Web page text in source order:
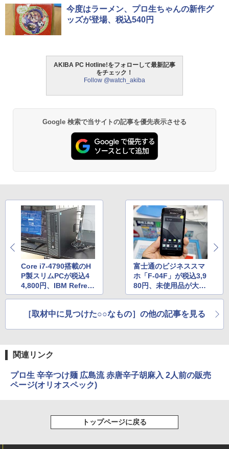
今度はラーメン、プロ生ちゃんの新作グ
ッズが登場、税込540円
AKIBA PC Hotline!をフォローして最新記事
をチェック！
Follow @watch_akiba
Google 検索で当サイトの記事を優先表示させる
Core i7-4790搭載のH
P製スリムPCが税込4
4,800円、IBM Refres
hed PC
富士通のビジネススマ
ホ「F-04F」が税込3,9
80円、未使用品が大量
入荷
［取材中に見つけた○○なもの］の他の記事を見る
関連リンク
プロ生 辛辛つけ麺 広島流 赤唐辛子胡麻入 2人前の販売
ページ(オリオスペック)
トップページに戻る